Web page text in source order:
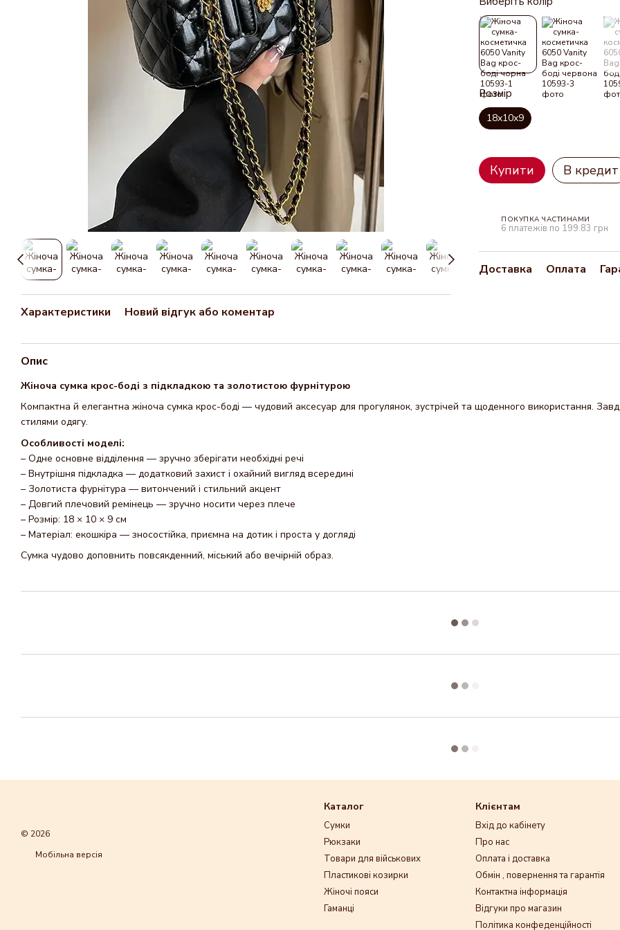
Характеристики Новий відгук або коментар
Розмір
18x10x9
Купити В кредит
ПОКУПКА ЧАСТИНАМИ
6 платежів по 199.83 грн
Доставка Оплата
Опис
Жіноча сумка крос-боді з підкладкою та золотистою фурнітурою
Компактна й елегантна жіноча сумка крос-боді — чудовий аксесуар для прогулянок, зустрічей та щоденного використання.
стилями одягу.
Особливості моделі:
– Одне основне відділення — зручно зберігати необхідні речі
– Внутрішня підкладка — додатковий захист і охайний вигляд всередині
– Золотиста фурнітура — витончений і стильний акцент
– Довгий плечовий ремінець — зручно носити через плече
– Розмір: 18 × 10 × 9 см
– Матеріал: екошкіра — зносостійка, приємна на дотик і проста у догляді
Сумка чудово доповнить повсякденний, міський або вечірній образ.
© 2026
Мобільна версія
Каталог
Сумки
Рюкзаки
Товари для військових
Пластикові козирки
Жіночі пояси
Гаманці
Клієнтам
Вхід до кабінету
Про нас
Оплата і доставка
Обмін , повернення та гарантія
Контактна інформація
Відгуки про магазин
Політика конфеденційності